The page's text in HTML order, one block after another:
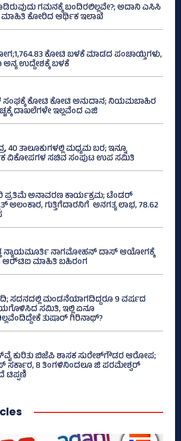
ಗಮನಕ್ಕೆ ಬಂದಿರಲಿಲ್ಲವೇ?; ಅದಾನಿ ಎಸಿಸಿ
ಮಾಹಿತಿ ಕೋರಿದ ಆರ್ಥಿಕ ಇಲಾಖೆ
ಕೋಟಿ ಬಳಕೆ ಮಾಡದ ಪಂಚಾಯ್ತಿಗಳು,
ಉದ್ದೇಶಕ್ಕೆ ಬಳಕೆ
ಕೋಟಿ ಕೋಟಿ ಅನುದಾನ; ನಿಯಮಬಾಹಿರ
ದಾಖಲೆಗಳೇ ಇಲ್ಲವೆಂದ ಎಜಿ
40 ತಾಲೂಕುಗಳಲ್ಲಿ ಮಧ್ಯಮ ಬರ; ಇನ್ನೂ
ವಿಕೋಪಗಳ ಸಚಿವ ಸಂಪುಟ ಉಪ ಸಮಿತಿ
ಪ್ರತಿಮೆ ಅನಾವರಣ ಕಾರ್ಯಕ್ರಮ; ಟೆಂಡರ್
ಅಲಂಕಾರ, ಗುತ್ತಿಗೆದಾರನಿಗೆ ಅನಗತ್ಯ ಲಾಭ, 78.62
ನ್ಯಾಯಮೂರ್ತಿ ನಾಗಮೋಹನ್ ದಾಸ್ ಆಯೋಗಕ್ಕೆ
ಆರ್‍‌ಟಿಐ ಮಾಹಿತಿ ಬಹಿರಂಗ
ಸದನದಲ್ಲಿ ಮಂಡನೆಯಾಗದಿದ್ದರೂ 9 ವರ್ಷದ
ಸಮಿತಿ, ಇಲ್ಲಿ ಏನೂ
ತುಷಾರ್ ಗಿರಿನಾಥ್?
ಬಿಜೆಪಿ ಶಾಸಕ ಸುರೇಶ್‌ಗೌಡರ ಆರೋಪ;
ಸರ್ಕಾರ, 8 ತಿಂಗಳಿನಿಂದಲೂ ಜಿ ಪರಮೇಶ್ವರ್
ಟಿಪ್ಪಣಿ